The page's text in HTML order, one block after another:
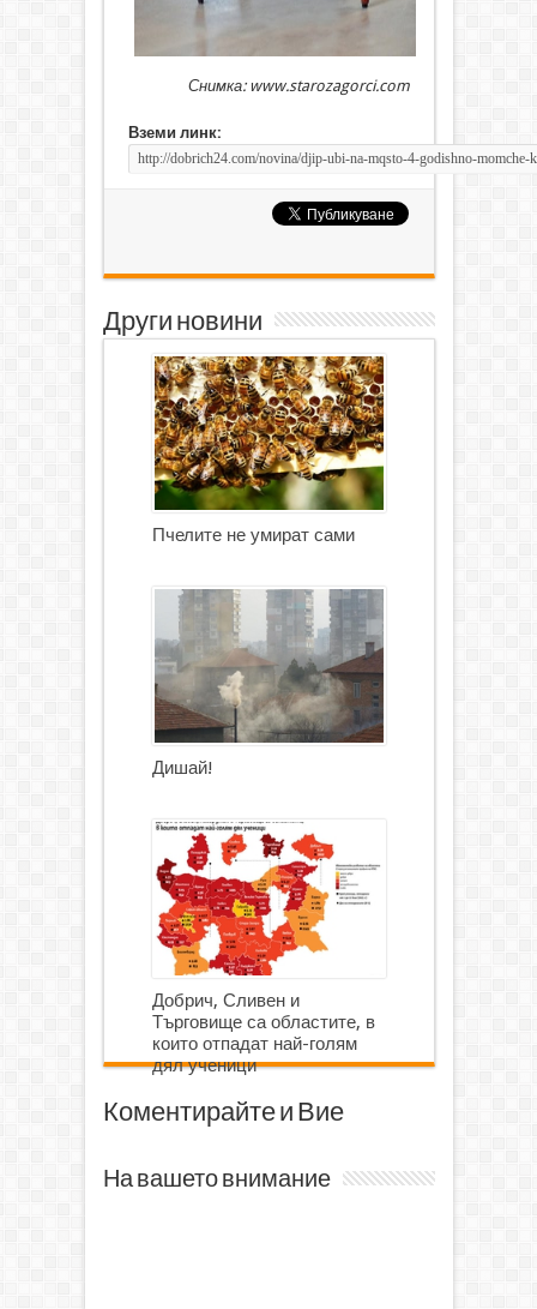
Снимка: www.starozagorci.com
Вземи линк:
Други новини
Пчелите не умират сами
Дишай!
Добрич, Сливен и
Търговище са областите, в
които отпадат най-голям
дял ученици
Коментирайте и Вие
На вашето внимание